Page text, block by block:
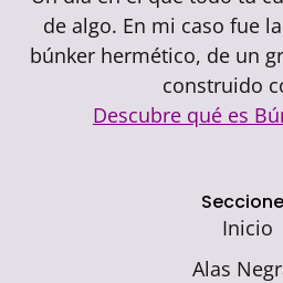
de algo. En mi caso fue
búnker hermético, de un
construido
Descubre qué es
Inicio
Alas